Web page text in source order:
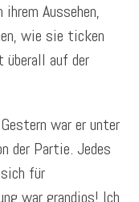
Aussehen,
wie sie ticken
überall auf der
war er unter
der Partie. Jedes
für
war grandios! Ich